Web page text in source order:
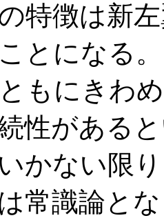
特徴は新
とになる
もにきわ
性がある
かない限
常識論と